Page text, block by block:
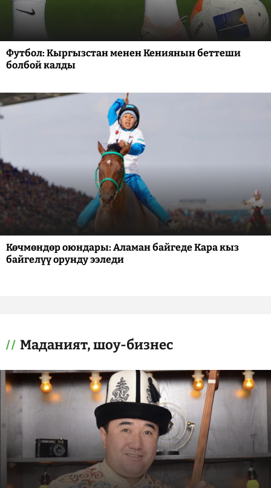
Футбол: Кыргызстан менен Кениянын беттеши
болбой калды
Көчмөндөр оюндары: Аламан байгеде Кара кыз
байгелүү орунду ээледи
Маданият, шоу-бизнес